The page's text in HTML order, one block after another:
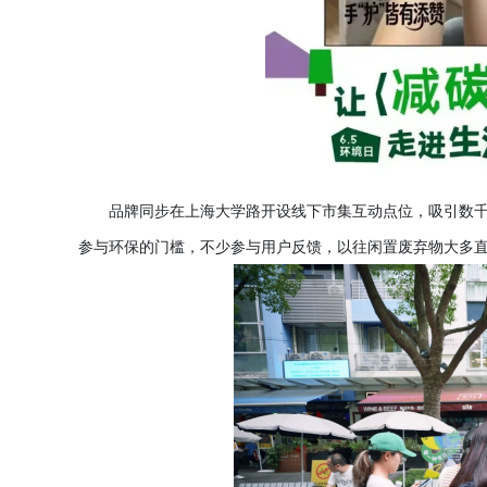
品牌同步在上海大学路开设线下市集互动点位，吸引数
参与环保的门槛，不少参与用户反馈，以往闲置废弃物大多